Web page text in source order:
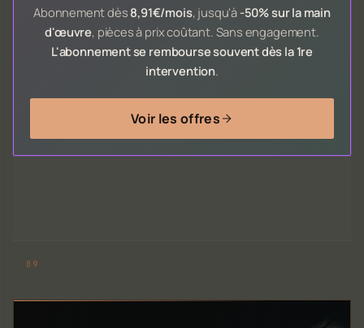
Abonnement dès 8,91€/mois, jusqu'à -50% sur la main
d'œuvre, pièces à prix coûtant. Sans engagement.
L'abonnement se rembourse souvent dès la 1re
intervention.
Voir les offres